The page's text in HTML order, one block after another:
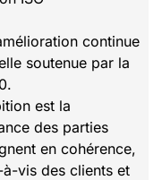
continue
soutenue par la
est la
des parties
en cohérence,
vis des clients et